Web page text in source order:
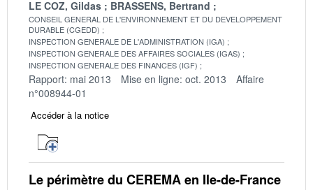
LE COZ, Gildas
BRASSENS, Bertrand
CONSEIL GENERAL DE L'ENVIRONNEMENT ET DU DEVELOPPEMENT
DURABLE (CGEDD)
INSPECTION GENERALE DE L'ADMINISTRATION (IGA)
INSPECTION GENERALE DES AFFAIRES SOCIALES (IGAS)
INSPECTION GENERALE DES FINANCES (IGF)
Rapport: mai 2013 Mise en ligne: oct. 2013
Affaire
n°008944-01
Accéder à la notice
Le périmètre du CEREMA en Ile-de-France